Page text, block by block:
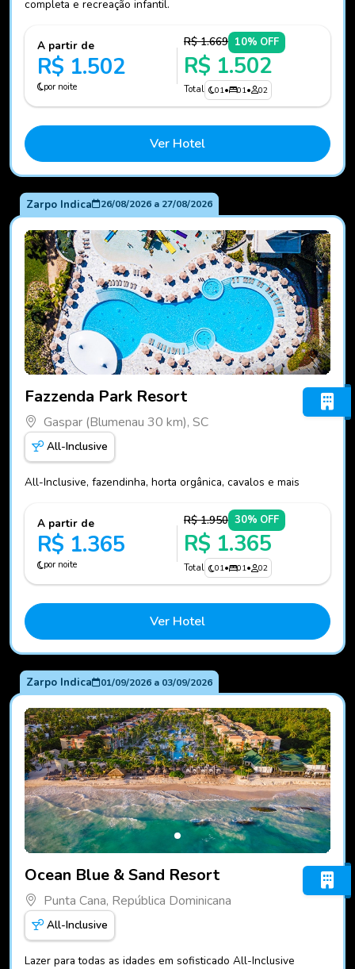
completa e recreação infantil.
A partir de
R$ 1.502
por noite
R$ 1.669 10% OFF
R$ 1.502
Total 01• 01• 02
Ver Hotel
Zarpo Indica 26/08/2026a 27/08/2026
Fazzenda Park Resort
Gaspar (Blumenau 30 km), SC
All-Inclusive
All-Inclusive, fazendinha, horta orgânica, cavalos e mais
A partir de
R$ 1.365
por noite
R$ 1.950 30% OFF
R$ 1.365
Total 01• 01• 02
Ver Hotel
Zarpo Indica 01/09/2026a 03/09/2026
Ocean Blue & Sand Resort
Punta Cana, República Dominicana
All-Inclusive
Lazer para todas as idades em sofisticado All-Inclusive